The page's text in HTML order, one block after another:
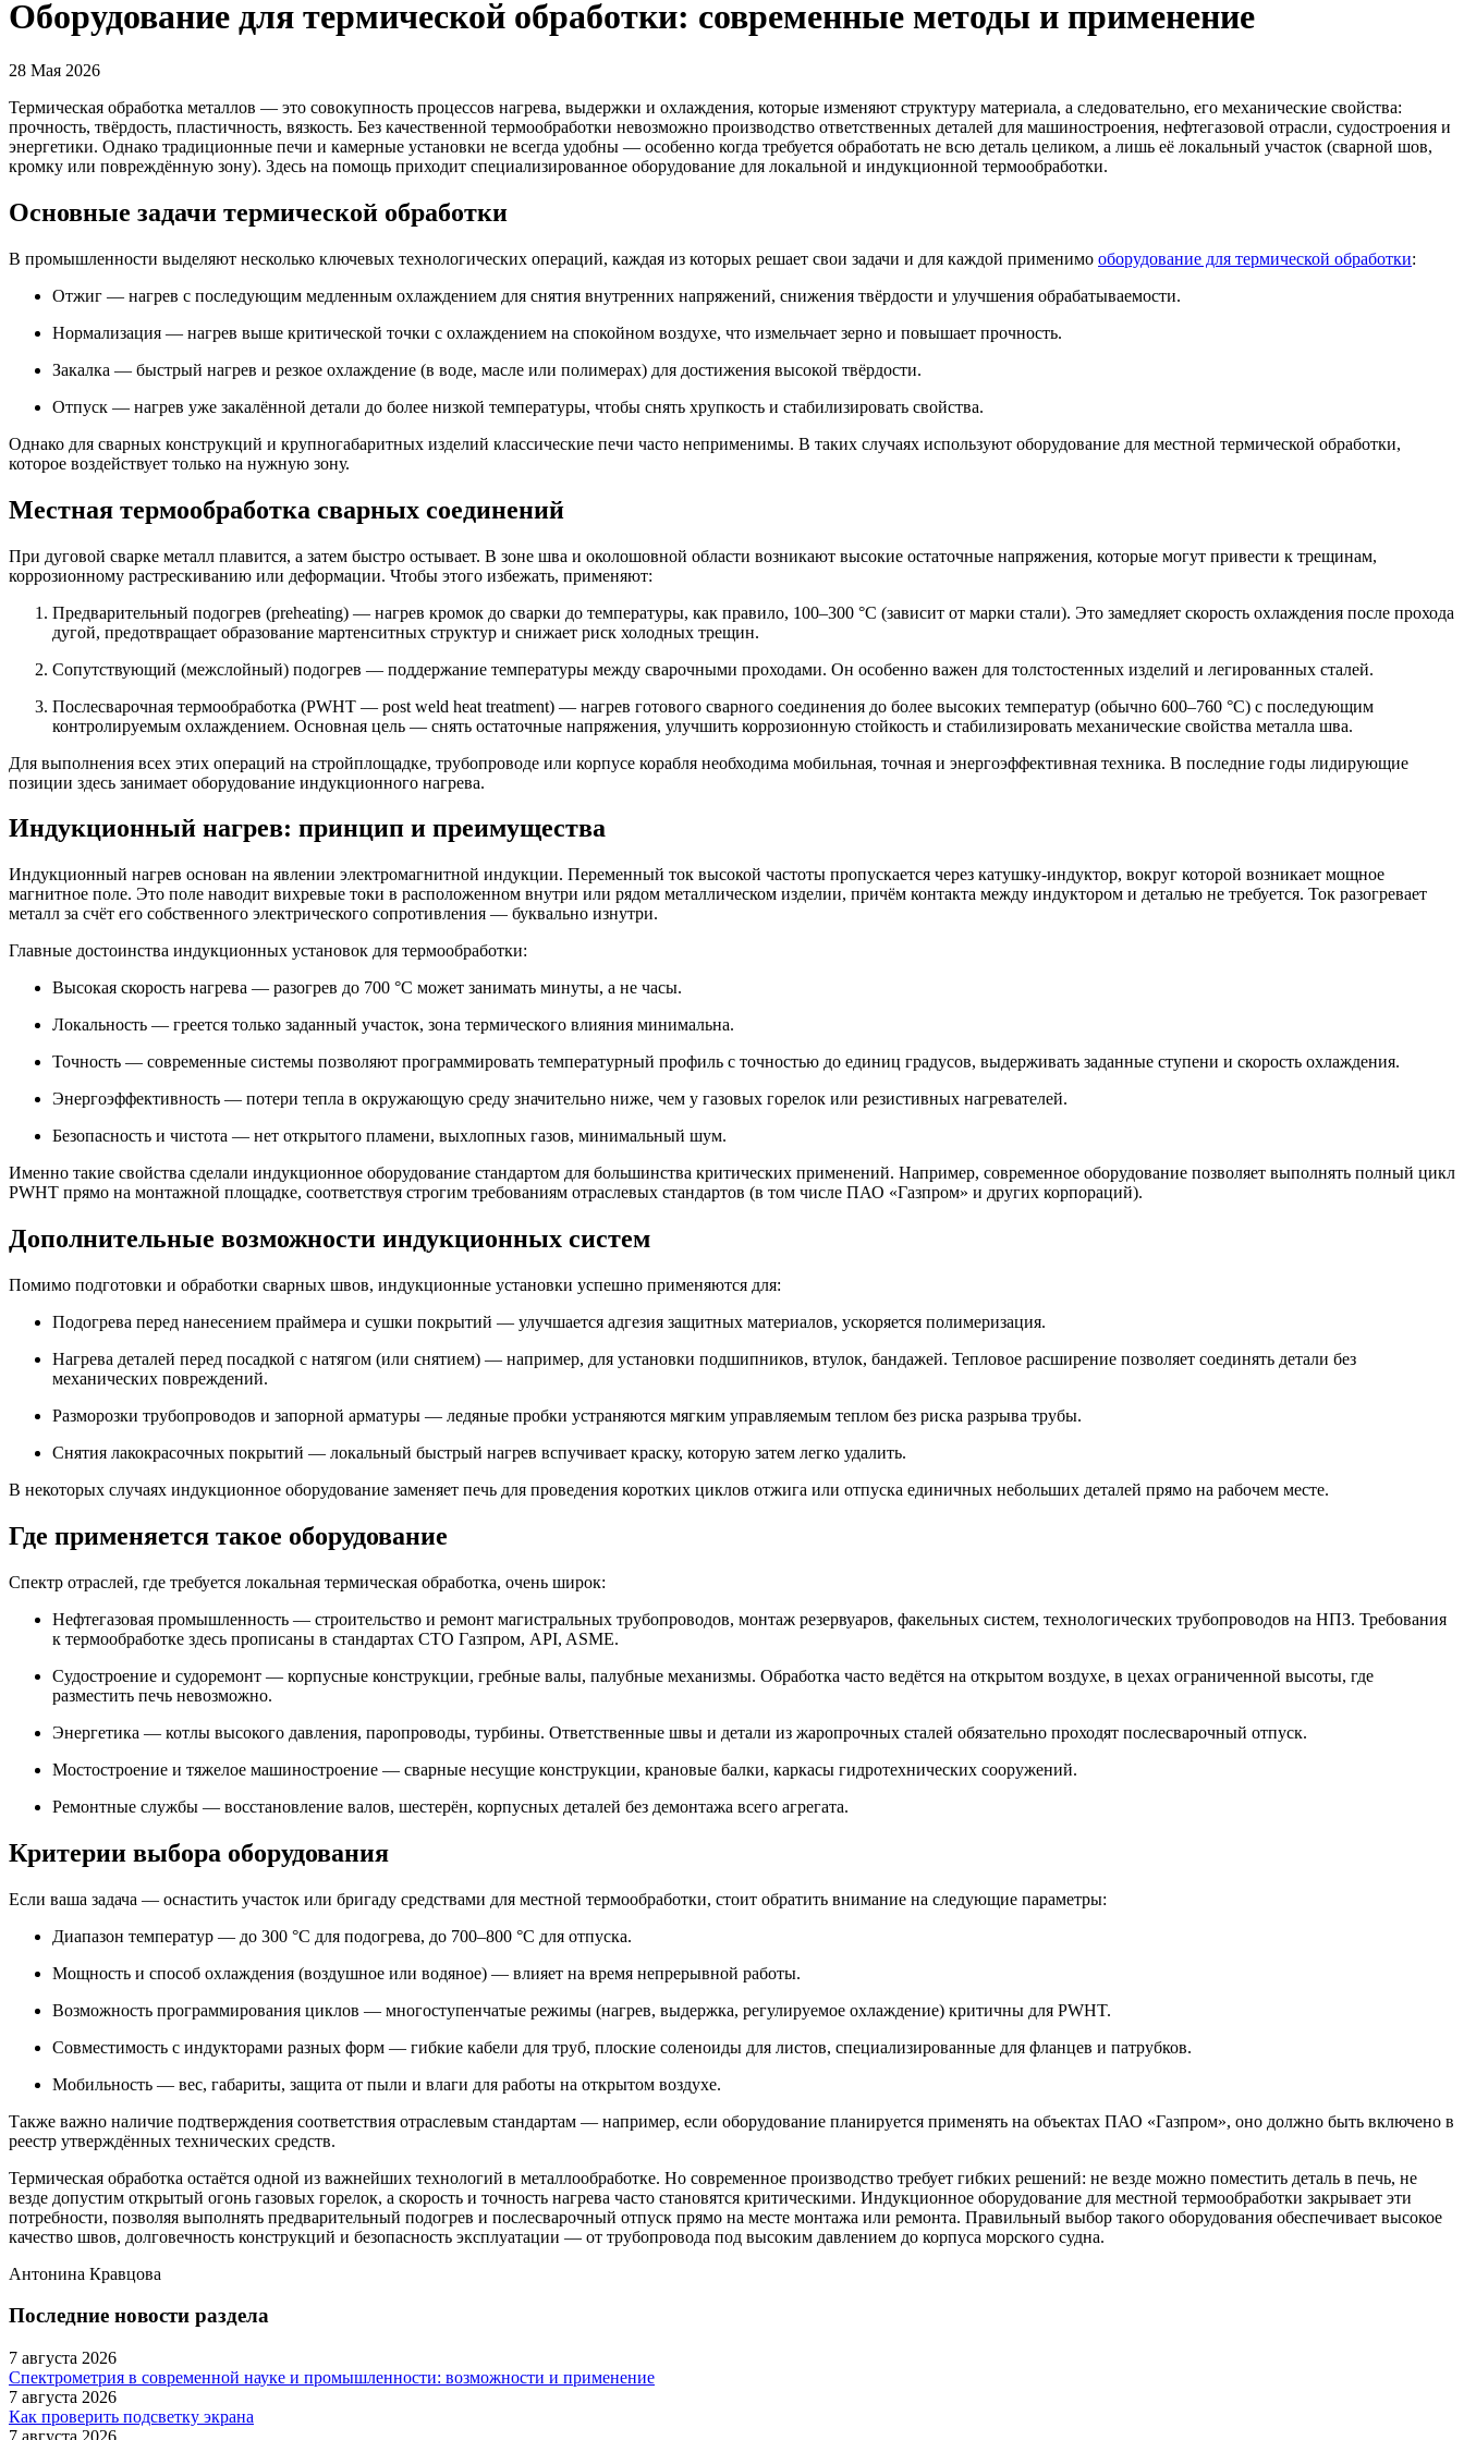
Оборудование для термической обработки: современные методы и применение
28 Мая 2026
Термическая обработка металлов — это совокупность процессов нагрева, выдержки и охлаждения, которые изменяют структуру материала, а следовательно, его механические свойства:
прочность, твёрдость, пластичность, вязкость. Без качественной термообработки невозможно производство ответственных деталей для машиностроения, нефтегазовой отрасли, судостроения и
энергетики. Однако традиционные печи и камерные установки не всегда удобны — особенно когда требуется обработать не всю деталь целиком, а лишь её локальный участок (сварной шов,
кромку или повреждённую зону). Здесь на помощь приходит специализированное оборудование для локальной и индукционной термообработки.
Основные задачи термической обработки
В промышленности выделяют несколько ключевых технологических операций, каждая из которых решает свои задачи и для каждой применимо оборудование для термической обработки:
Отжиг — нагрев с последующим медленным охлаждением для снятия внутренних напряжений, снижения твёрдости и улучшения обрабатываемости.
Нормализация — нагрев выше критической точки с охлаждением на спокойном воздухе, что измельчает зерно и повышает прочность.
Закалка — быстрый нагрев и резкое охлаждение (в воде, масле или полимерах) для достижения высокой твёрдости.
Отпуск — нагрев уже закалённой детали до более низкой температуры, чтобы снять хрупкость и стабилизировать свойства.
Однако для сварных конструкций и крупногабаритных изделий классические печи часто неприменимы. В таких случаях используют оборудование для местной термической обработки,
которое воздействует только на нужную зону.
Местная термообработка сварных соединений
При дуговой сварке металл плавится, а затем быстро остывает. В зоне шва и околошовной области возникают высокие остаточные напряжения, которые могут привести к трещинам,
коррозионному растрескиванию или деформации. Чтобы этого избежать, применяют:
Предварительный подогрев (preheating) — нагрев кромок до сварки до температуры, как правило, 100–300 °C (зависит от марки стали). Это замедляет скорость охлаждения после прохода
дугой, предотвращает образование мартенситных структур и снижает риск холодных трещин.
Сопутствующий (межслойный) подогрев — поддержание температуры между сварочными проходами. Он особенно важен для толстостенных изделий и легированных сталей.
Послесварочная термообработка (PWHT — post weld heat treatment) — нагрев готового сварного соединения до более высоких температур (обычно 600–760 °C) с последующим
контролируемым охлаждением. Основная цель — снять остаточные напряжения, улучшить коррозионную стойкость и стабилизировать механические свойства металла шва.
Для выполнения всех этих операций на стройплощадке, трубопроводе или корпусе корабля необходима мобильная, точная и энергоэффективная техника. В последние годы лидирующие
позиции здесь занимает оборудование индукционного нагрева.
Индукционный нагрев: принцип и преимущества
Индукционный нагрев основан на явлении электромагнитной индукции. Переменный ток высокой частоты пропускается через катушку-индуктор, вокруг которой возникает мощное
магнитное поле. Это поле наводит вихревые токи в расположенном внутри или рядом металлическом изделии, причём контакта между индуктором и деталью не требуется. Ток разогревает
металл за счёт его собственного электрического сопротивления — буквально изнутри.
Главные достоинства индукционных установок для термообработки:
Высокая скорость нагрева — разогрев до 700 °C может занимать минуты, а не часы.
Локальность — греется только заданный участок, зона термического влияния минимальна.
Точность — современные системы позволяют программировать температурный профиль с точностью до единиц градусов, выдерживать заданные ступени и скорость охлаждения.
Энергоэффективность — потери тепла в окружающую среду значительно ниже, чем у газовых горелок или резистивных нагревателей.
Безопасность и чистота — нет открытого пламени, выхлопных газов, минимальный шум.
Именно такие свойства сделали индукционное оборудование стандартом для большинства критических применений. Например, современное оборудование позволяет выполнять полный цикл
PWHT прямо на монтажной площадке, соответствуя строгим требованиям отраслевых стандартов (в том числе ПАО «Газпром» и других корпораций).
Дополнительные возможности индукционных систем
Помимо подготовки и обработки сварных швов, индукционные установки успешно применяются для:
Подогрева перед нанесением праймера и сушки покрытий — улучшается адгезия защитных материалов, ускоряется полимеризация.
Нагрева деталей перед посадкой с натягом (или снятием) — например, для установки подшипников, втулок, бандажей. Тепловое расширение позволяет соединять детали без
механических повреждений.
Разморозки трубопроводов и запорной арматуры — ледяные пробки устраняются мягким управляемым теплом без риска разрыва трубы.
Снятия лакокрасочных покрытий — локальный быстрый нагрев вспучивает краску, которую затем легко удалить.
В некоторых случаях индукционное оборудование заменяет печь для проведения коротких циклов отжига или отпуска единичных небольших деталей прямо на рабочем месте.
Где применяется такое оборудование
Спектр отраслей, где требуется локальная термическая обработка, очень широк:
Нефтегазовая промышленность — строительство и ремонт магистральных трубопроводов, монтаж резервуаров, факельных систем, технологических трубопроводов на НПЗ. Требования
к термообработке здесь прописаны в стандартах СТО Газпром, API, ASME.
Судостроение и судоремонт — корпусные конструкции, гребные валы, палубные механизмы. Обработка часто ведётся на открытом воздухе, в цехах ограниченной высоты, где
разместить печь невозможно.
Энергетика — котлы высокого давления, паропроводы, турбины. Ответственные швы и детали из жаропрочных сталей обязательно проходят послесварочный отпуск.
Мостостроение и тяжелое машиностроение — сварные несущие конструкции, крановые балки, каркасы гидротехнических сооружений.
Ремонтные службы — восстановление валов, шестерён, корпусных деталей без демонтажа всего агрегата.
Критерии выбора оборудования
Если ваша задача — оснастить участок или бригаду средствами для местной термообработки, стоит обратить внимание на следующие параметры:
Диапазон температур — до 300 °C для подогрева, до 700–800 °C для отпуска.
Мощность и способ охлаждения (воздушное или водяное) — влияет на время непрерывной работы.
Возможность программирования циклов — многоступенчатые режимы (нагрев, выдержка, регулируемое охлаждение) критичны для PWHT.
Совместимость с индукторами разных форм — гибкие кабели для труб, плоские соленоиды для листов, специализированные для фланцев и патрубков.
Мобильность — вес, габариты, защита от пыли и влаги для работы на открытом воздухе.
Также важно наличие подтверждения соответствия отраслевым стандартам — например, если оборудование планируется применять на объектах ПАО «Газпром», оно должно быть включено в
реестр утверждённых технических средств.
Термическая обработка остаётся одной из важнейших технологий в металлообработке. Но современное производство требует гибких решений: не везде можно поместить деталь в печь, не
везде допустим открытый огонь газовых горелок, а скорость и точность нагрева часто становятся критическими. Индукционное оборудование для местной термообработки закрывает эти
потребности, позволяя выполнять предварительный подогрев и послесварочный отпуск прямо на месте монтажа или ремонта. Правильный выбор такого оборудования обеспечивает высокое
качество швов, долговечность конструкций и безопасность эксплуатации — от трубопровода под высоким давлением до корпуса морского судна.
Антонина Кравцова
Последние новости раздела
7 августа 2026
Спектрометрия в современной науке и промышленности: возможности и применение
7 августа 2026
Как проверить подсветку экрана